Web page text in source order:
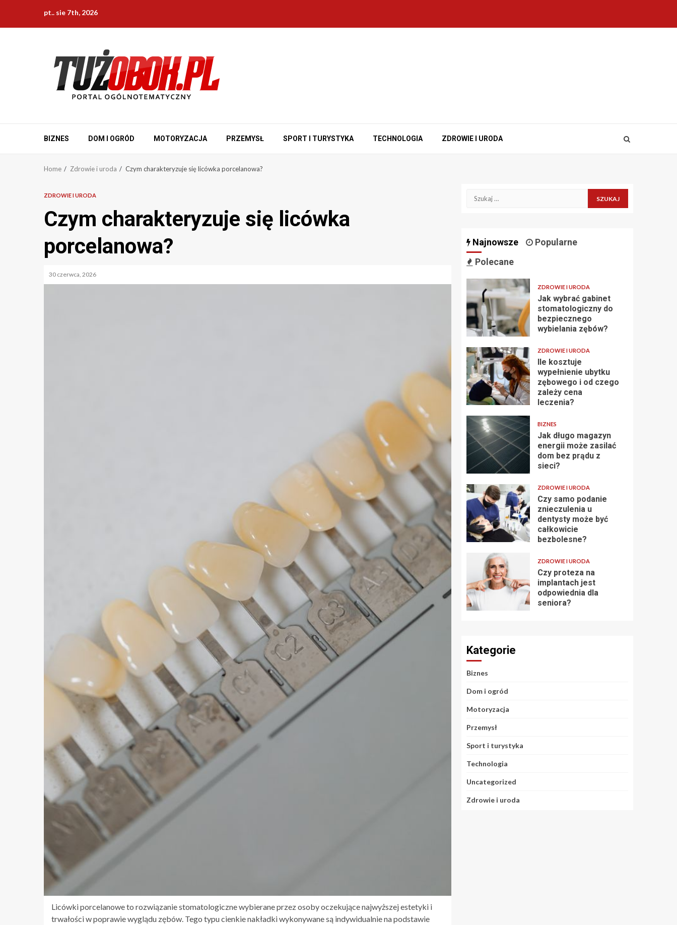
content
pt.. sie 7th, 2026
BIZNES DOM I OGRÓD MOTORYZACJA PRZEMYSŁ SPORT I TURYSTYKA TECHNOLOGIA ZDROWIE I URODA
Home Zdrowie i uroda Czym charakteryzuje się licówka porcelanowa?
ZDROWIE I URODA
Czym charakteryzuje się licówka
porcelanowa?
30 czerwca, 2026
Licówki porcelanowe to rozwiązanie stomatologiczne wybierane przez osoby oczekujące najwyższej estetyki i
trwałości w poprawie wyglądu zębów. Tego typu cienkie nakładki wykonywane są indywidualnie na podstawie
Szukaj:
Najnowsze
Popularne
Polecane
ZDROWIE I URODA
Jak wybrać gabinet
stomatologiczny do
bezpiecznego
wybielania zębów?
ZDROWIE I URODA
Ile kosztuje
wypełnienie ubytku
zębowego i od czego
zależy cena
leczenia?
BIZNES
Jak długo magazyn
energii może zasilać
dom bez prądu z
sieci?
ZDROWIE I URODA
Czy samo podanie
znieczulenia u
dentysty może być
całkowicie
bezbolesne?
ZDROWIE I URODA
Czy proteza na
implantach jest
odpowiednia dla
seniora?
Kategorie
Biznes
Dom i ogród
Motoryzacja
Przemysł
Sport i turystyka
Technologia
Uncategorized
Zdrowie i uroda